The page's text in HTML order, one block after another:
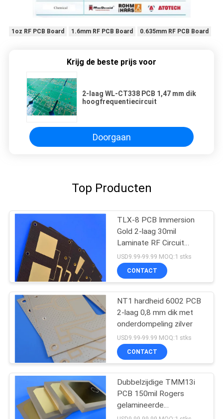
1oz RF PCB Board 1.6mm RF PCB Board 0.635mm RF PCB Board
Krijg de beste prijs voor
2-laag WL-CT338 PCB 1,47 mm dik
hoogfrequentiecircuit
Doorgaan
Top Producten
TLX-8 PCB Immersion
Gold 2-laag 30mil
Laminate RF Circuit
Board
USD9.99-99.99 MOQ:1 stks
CONTACT
NT1 hardheid 6002 PCB
2-laag 0,8 mm dik met
onderdompeling zilver
USD9.99-99.99 MOQ:1 stks
CONTACT
Dubbelzijdige TMM13i
PCB 150mil Rogers
gelamineerde
hoogfrequente circuits